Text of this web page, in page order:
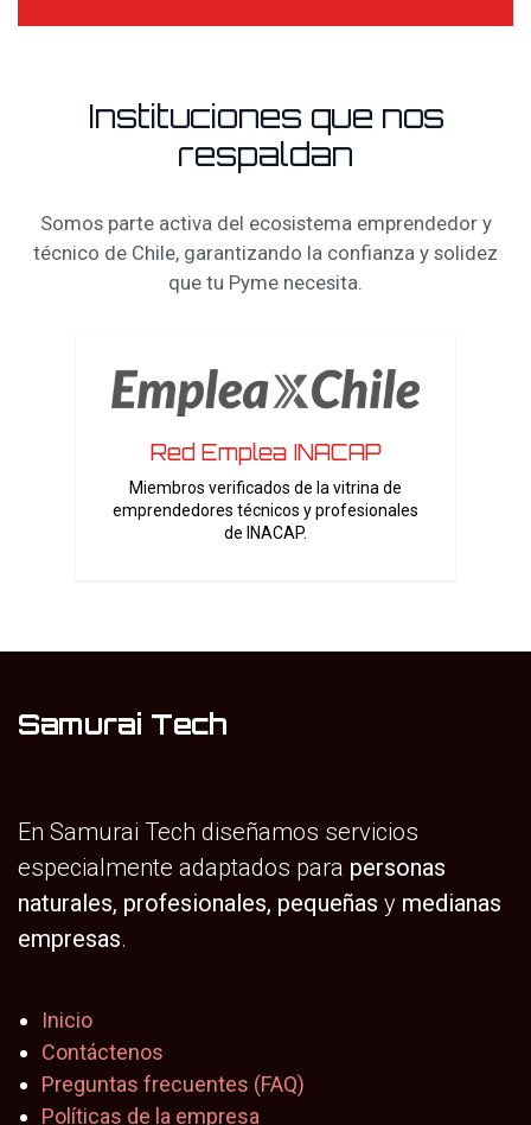
Instituciones que nos
respaldan
Somos parte activa del ecosistema emprendedor y
técnico de Chile, garantizando la confianza y solidez
que tu Pyme necesita.
Red Emplea INACAP
Miembros verificados de la vitrina de
emprendedores técnicos y profesionales
de INACAP.
Samurai Tech
En Samurai Tech diseñamos servicios
especialmente adaptados para personas
naturales, profesionales, pequeñas y medianas
empresas.
Inicio
Contáctenos
Preguntas frecuentes (FAQ)
Políticas de la empresa